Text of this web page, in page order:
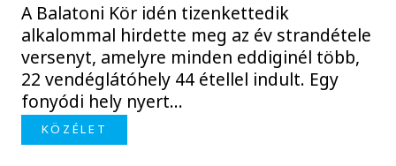
A Balatoni Kör idén tizenkettedik
alkalommal hirdette meg az év strandétele
versenyt, amelyre minden eddiginél több,
22 vendéglátóhely 44 étellel indult. Egy
fonyódi hely nyert...
KÖZÉLET